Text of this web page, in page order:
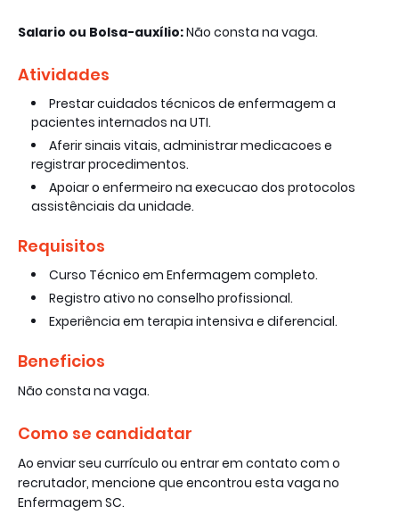
Salario ou Bolsa-auxílio:Não consta na vaga.
Atividades
Prestar cuidados técnicos de enfermagem a
pacientes internados na UTI.
Aferir sinais vitais, administrar medicacoes e
registrar procedimentos.
Apoiar o enfermeiro na execucao dos protocolos
assistênciais da unidade.
Requisitos
Curso Técnico em Enfermagem completo.
Registro ativo no conselho profissional.
Experiência em terapia intensiva e diferencial.
Beneficios
Não consta na vaga.
Como se candidatar
Ao enviar seu currículo ou entrar em contato com o
recrutador, mencione que encontrou esta vaga no
Enfermagem SC.